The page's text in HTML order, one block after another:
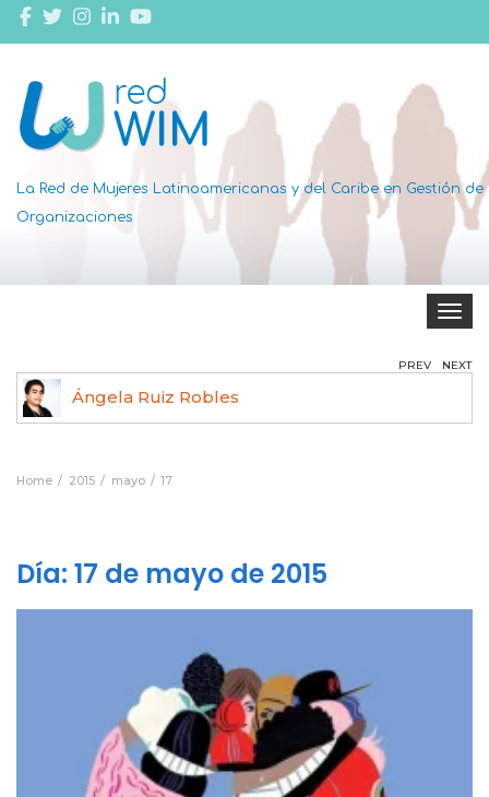
La Red de Mujeres Latinoamericanas y del Caribe en Gestión de
Organizaciones
Toggle
Ángela Ruiz Robles
PREV NEXT
Home 2015 mayo 17
Día: 17 de mayo de 2015